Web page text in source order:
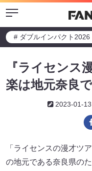
Menu
# ダブルインパクト2026
『ライセンス
楽は地元奈良
2023-01-13
「ライセンスの漫才ツ
の地元である奈良県の